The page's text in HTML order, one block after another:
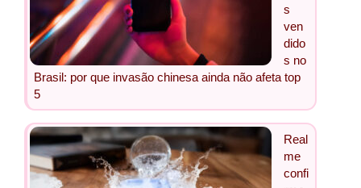
s
ven
dido
s no
Brasil: por que invasão chinesa ainda não afeta top
5
Real
me
confi